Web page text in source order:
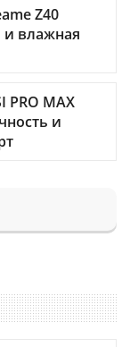
Z40
и влажная
PRO MAX
и